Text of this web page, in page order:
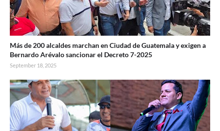
Más de 200 alcaldes marchan en Ciudad de Guatemala y exigen a
Bernardo Arévalo sancionar el Decreto 7-2025
September 18, 2025